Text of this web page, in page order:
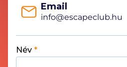
Email
info@escapeclub.hu
Név *